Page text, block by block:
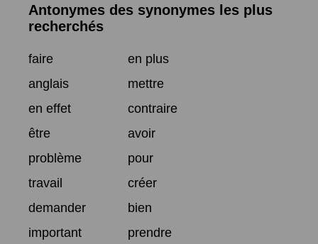
Antonymes des synonymes les plus
recherchés
faire
en plus
anglais
mettre
en effet
contraire
être
avoir
problème
pour
travail
créer
demander
bien
important
prendre